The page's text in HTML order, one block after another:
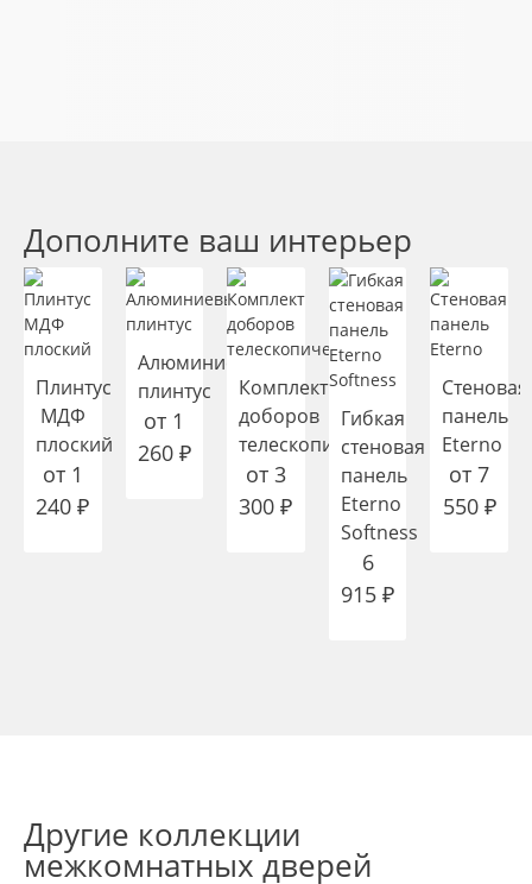
Дополните ваш интерьер
Плинтус
МДФ
плоский
от 1
240₽
Алюминиевый
плинтус
от 1
260 ₽
Комплект
доборов
телескопических
от 3
300₽
Гибкая
стеновая
панель
Eterno
Softness
6
915₽
Стеновая
панель
Eterno
от7
550 ₽
Другие коллекции
межкомнатных дверей